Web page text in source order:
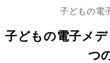
子どもの電
子どもの電子メ
つ